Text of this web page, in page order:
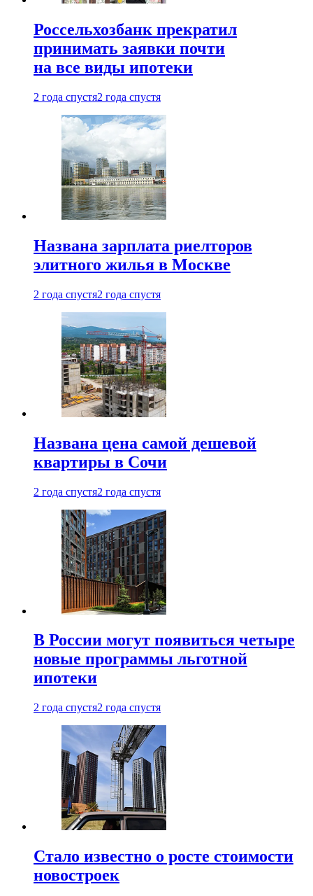
Россельхозбанк прекратил
принимать заявки почти
на все виды ипотеки
2 года спустя2 года спустя
Названа зарплата риелторов
элитного жилья в Москве
2 года спустя2 года спустя
Названа цена самой дешевой
квартиры в Сочи
2 года спустя2 года спустя
В России могут появиться четыре
новые программы льготной
ипотеки
2 года спустя2 года спустя
Стало известно о росте стоимости
новостроек